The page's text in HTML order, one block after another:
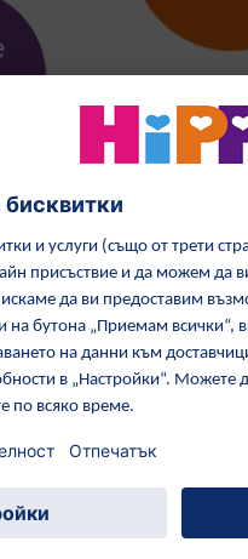
Открийте повече